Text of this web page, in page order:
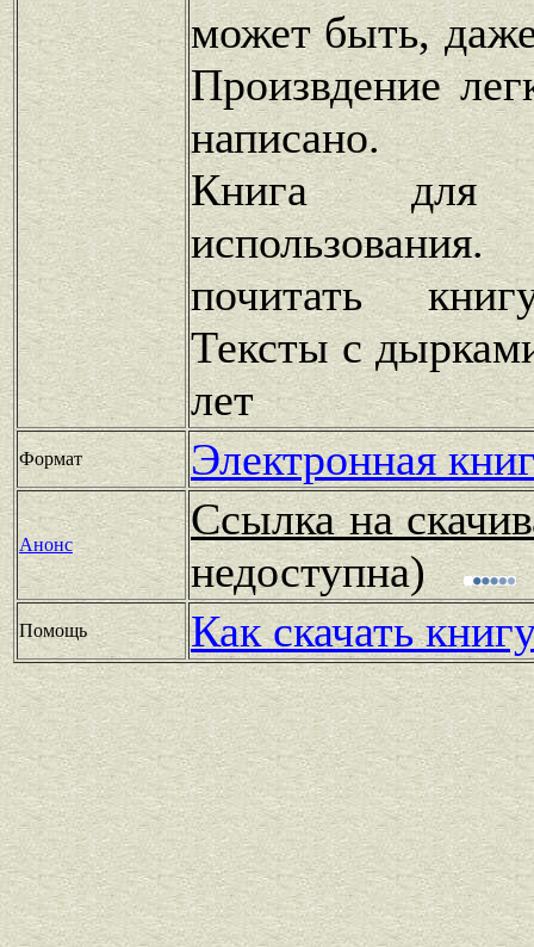
может быть,
Произвдение
написано.
Книга для
почитать
Тексты с
лет
Формат Электронная
Анонс
Ссылка на
недоступна)
Помощь Как скачать